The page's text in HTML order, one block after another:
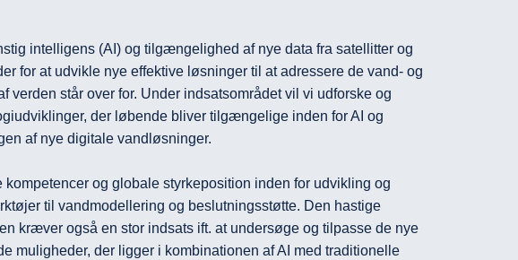
intelligens (AI) og tilgængelighed af nye data fra satellitter og
for at udvikle nye effektive løsninger til at adressere de vand- og
verden står over for. Under indsatsområdet vil vi udforske og
der løbende bliver tilgængelige inden for AI og
af nye digitale vandløsninger.
og globale styrkeposition inden for udvikling og
til vandmodellering og beslutningsstøtte. Den hastige
kræver også en stor indsats ift. at undersøge og tilpasse de nye
muligheder, der ligger i kombinationen af AI med traditionelle